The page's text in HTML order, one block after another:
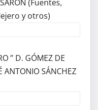
(Fuentes,
y otros)
” D. GÓMEZ DE
ANTONIO SÁNCHEZ